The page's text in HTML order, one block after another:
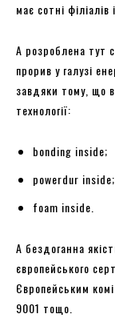
має сотні філіалів
А розроблена тут
прорив у галузі
завдяки тому, що
технології:
bonding inside;
powerdur inside;
foam inside.
А бездоганна
європейського
Європейським
9001 тощо.